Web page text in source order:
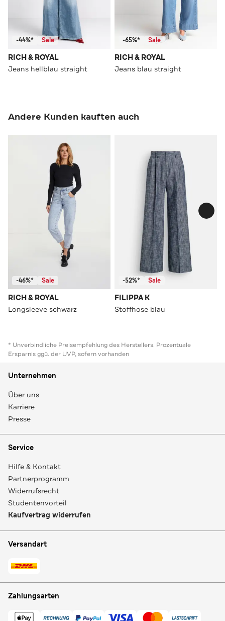
-44%* Sale
RICH & ROYAL
Jeans hellblau straight
-65%* Sale
RICH & ROYAL
Jeans blau straight
Andere Kunden kauften auch
-46%* Sale
RICH & ROYAL
Longsleeve schwarz
-52%* Sale
FILIPPA K
Stoffhose blau
* Unverbindliche Preisempfehlung des Herstellers. Prozentuale
Ersparnis ggü. der UVP, sofern vorhanden
Unternehmen
Über uns
Karriere
Presse
Service
Hilfe & Kontakt
Partnerprogramm
Widerrufsrecht
Studentenvorteil
Kaufvertrag widerrufen
Versandart
Zahlungsarten